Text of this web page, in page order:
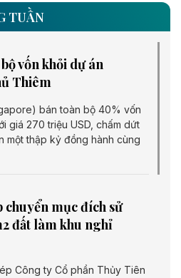
TUẦN
vốn khỏi dự án
Thiêm
bán toàn bộ 40% vốn
giá 270 triệu USD, chấm dứt
một thập kỷ đồng hành cùng
chuyển mục đích sử
đất làm khu nghỉ
Công ty Cổ phần Thủy Tiên